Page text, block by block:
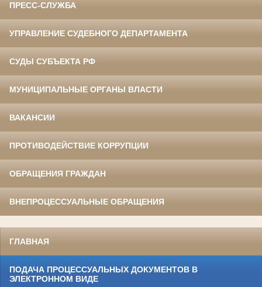
ПРЕСС-СЛУЖБА
УПРАВЛЕНИЕ СУДЕБНОГО ДЕПАРТАМЕНТА
СУДЫ СУБЪЕКТА РФ
МУНИЦИПАЛЬНЫЕ ОРГАНЫ ВЛАСТИ
ВАКАНСИИ
ПРОТИВОДЕЙСТВИЕ КОРРУПЦИИ
ОБРАЩЕНИЯ ГРАЖДАН
ВНЕПРОЦЕССУАЛЬНЫЕ ОБРАЩЕНИЯ
ГЛАВНАЯ
ПОДАЧА ПРОЦЕССУАЛЬНЫХ ДОКУМЕНТОВ В
ЭЛЕКТРОННОМ ВИДЕ